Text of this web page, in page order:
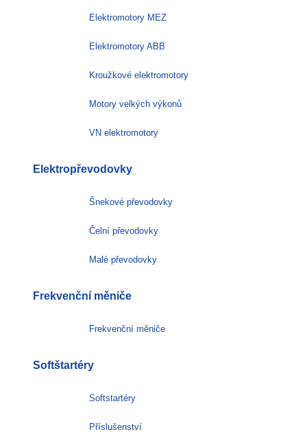
Elektromotory MEZ
Elektromotory ABB
Kroužkové elektromotory
Motory velkých výkonů
VN elektromotory
Elektropřevodovky
Šnekové převodovky
Čelní převodovky
Malé převodovky
Frekvenční měniče
Frekvenční měniče
Softštartéry
Softstartéry
Příslušenství